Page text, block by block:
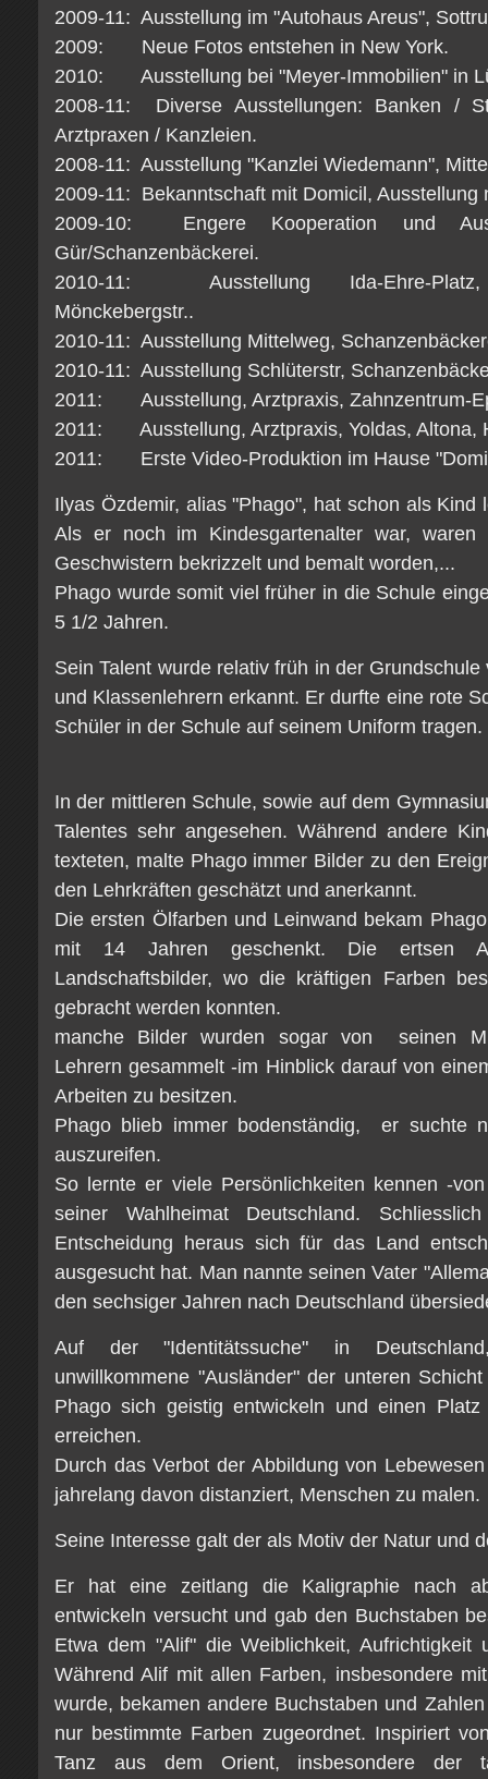
2009-11: Ausstellung im "Autohaus Areus",
2009: Neue Fotos entstehen in New York.
2010: Ausstellung bei "Meyer-Immobilien" in
2008-11: Diverse Ausstellungen: Banken /
Arztpraxen / Kanzleien.
2008-11: Ausstellung "Kanzlei Wiedemann",
2009-11: Bekanntschaft mit Domicil, Ausstellung
2009-10: Engere Kooperation und
Gür/Schanzenbäckerei.
2010-11: Ausstellung Ida-Ehre-Platz,
Mönckebergstr..
2010-11: Ausstellung Mittelweg,
2010-11: Ausstellung Schlüterstr,
2011: Ausstellung, Arztpraxis, Zahnzentrum-
2011: Ausstellung, Arztpraxis, Yoldas, Altona,
2011: Erste Video-Produktion im Hause
Ilyas Özdemir, alias "Phago", hat schon als Kind
Als er noch im Kindesgartenalter war,
Geschwistern bekrizzelt und bemalt worden,...
Phago wurde somit viel früher in die Schule
5 1/2 Jahren.
Sein Talent wurde relativ früh in der
und Klassenlehrern erkannt. Er durfte eine rote
Schüler in der Schule auf seinem Uniform tragen.
In der mittleren Schule, sowie auf dem
Talentes sehr angesehen. Während andere
texteten, malte Phago immer Bilder zu den
den Lehrkräften geschätzt und anerkannt.
Die ersten Ölfarben und Leinwand bekam
mit 14 Jahren geschenkt. Die ertsen
Landschaftsbilder, wo die kräftigen Farben
gebracht werden konnten.
manche Bilder wurden sogar von seinen
Lehrern gesammelt -im Hinblick darauf von
Arbeiten zu besitzen.
Phago blieb immer bodenständig, er suchte
auszureifen.
So lernte er viele Persönlichkeiten kennen -
seiner Wahlheimat Deutschland.
Entscheidung heraus sich für das Land
ausgesucht hat. Man nannte seinen Vater
den sechsiger Jahren nach Deutschland
Auf der "Identitätssuche" in
unwillkommene "Ausländer" der unteren
Phago sich geistig entwickeln und einen
erreichen.
Durch das Verbot der Abbildung von
jahrelang davon distanziert, Menschen zu malen.
Seine Interesse galt der als Motiv der Natur und
Er hat eine zeitlang die Kaligraphie nach
entwickeln versucht und gab den Buchstaben
Etwa dem "Alif" die Weiblichkeit, Aufrichtigkeit
Während Alif mit allen Farben, insbesondere
wurde, bekamen andere Buchstaben und
nur bestimmte Farben zugeordnet. Inspiriert
Tanz aus dem Orient, insbesondere der